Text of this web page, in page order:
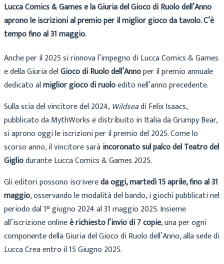
Lucca Comics & Games e la Giuria del Gioco di Ruolo dell’Anno
aprono le iscrizioni al premio per il miglior gioco da tavolo. C’è
tempo fino al 31 maggio.
Anche per il 2025 si rinnova l’impegno di Lucca Comics & Games
e della Giuria delGioco di Ruolo dell’Annoper il premio annuale
dedicato almiglior gioco di ruoloedito nell’anno precedente.
Sulla scia del vincitore del 2024,Wildseadi Felix Isaacs,
pubblicato da MythWorks e distribuito in Italia da Grumpy Bear,
si aprono oggi le iscrizioni per il premio del 2025. Come lo
scorso anno, il vincitore saràincoronato sul palco del Teatro del
Gigliodurante Lucca Comics & Games 2025.
Gli editori possono iscrivereda oggi, martedì 15 aprile, fino al 31
maggio, osservando le modalità del bando, i giochi pubblicati nel
periodo dal 1° giugno 2024 al 31 maggio 2025. Insieme
all’iscrizione onlineè richiesto l’invio di 7 copie, una per ogni
componente della Giuria del Gioco di Ruolo dell’Anno, alla sede di
Lucca Crea entro il 15 Giugno 2025.